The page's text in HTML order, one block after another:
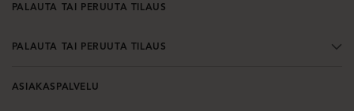
PALAUTA TAI PERUUTA TILAUS
PALAUTA TAI PERUUTA TILAUS
ASIAKASPALVELU